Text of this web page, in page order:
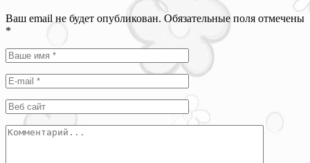
Ваш email не будет опубликован. Обязательные поля отмечены
*